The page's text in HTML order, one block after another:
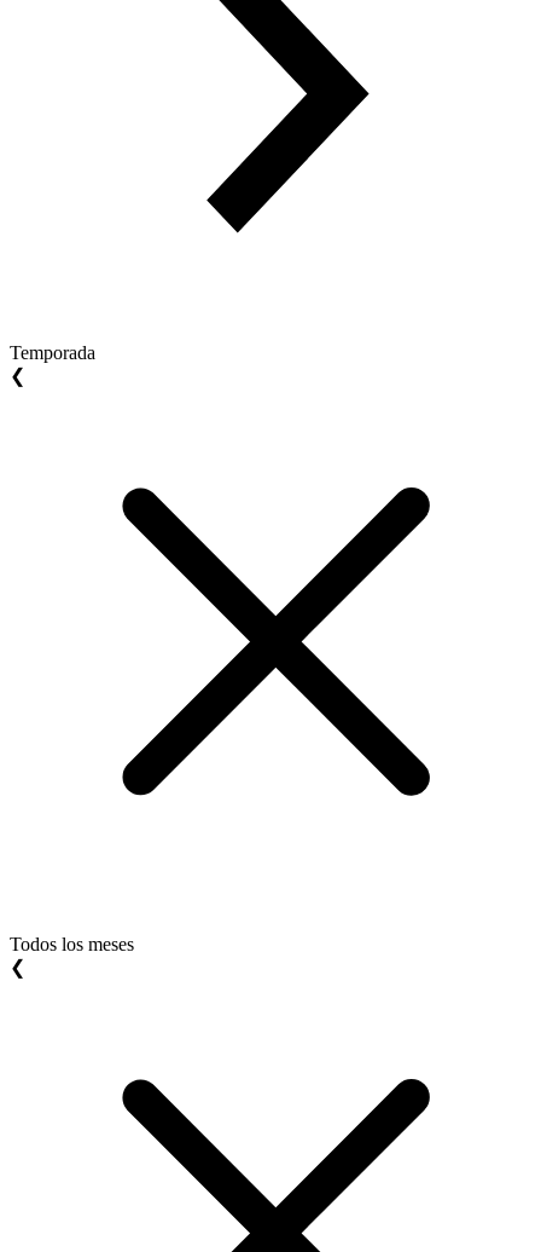
Temporada
❮
Todos los meses
❮